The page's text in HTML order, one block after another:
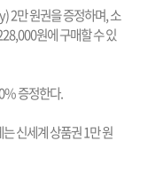
2만 원권을 증정하며,소
원에 구매할 수 있
증정한다.
신세계 상품권1만 원